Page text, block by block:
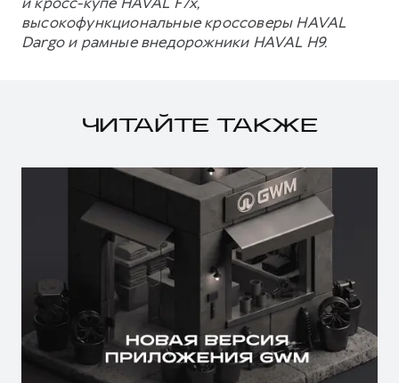
высокофункциональные кроссоверы HAVAL
Dargo и рамные внедорожники HAVAL H9.
ЧИТАЙТЕ ТАКЖЕ